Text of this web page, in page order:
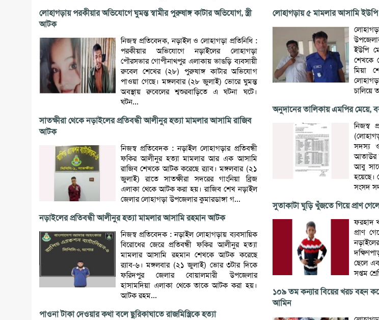
লোহাগড়ায় পরকীয়ার অভিযোগে ঘুমন্ত স্বামীর পুরুষাঙ্গ কাটার অভিযোগ, স্ত্রী
আটক
নিজস্ব প্রতিবেদক, নড়াইল ও লোহাগড়া প্রতিনিধি :
পরকীয়ার অভিযোগে নড়াইলের লোহাগড়া
পৌরসভার গোপীনাথপুর এলাকায় ভাঙড়ি ব্যবসায়ী
রুবেল শেখের (২৮) পুরুষাঙ্গ কাটার অভিযোগ
পাওয়া গেছে। মঙ্গলবার (২৮ জুলাই) ভোরে ঘুমন্ত
অবস্থায় রুবেলের শ্বশুরবাড়িতে এ ঘটনা ঘটে।
ঘটন...
সাতক্ষীরা থেকে নড়াইলের প্রতিবন্ধী আলীনুর হত্যা মামলার আসামি রাজিব
আটক
নিজস্ব প্রতিবেদক : নড়াইল লোহাগড়ার প্রতিবন্ধী
ফকির আলীনুর হত্যা মামলার আর এক আসামি
রাজিব শেখকে আটক করেছে র‌্যাব। মঙ্গলবার (২১
জুলাই) রাতে সাতক্ষীরা সদরের গাংনিয়া ব্রিজ
এলাকা থেকে আটক করা হয়। রাজিব শেখ নড়াইল
জেলার লোহাগড়া উপজেলার কুমারডাঙ্গা গ...
নড়াইলের প্রতিবন্ধী আলীনুর হত্যা মামলার আসামি রহমান আটক
নিজস্ব প্রতিবেদক : নড়াইল লোহাগড়ায় ব্যবসায়িক
বিরোধের জেরে প্রতিবন্ধী ফকির আলীনুর হত্যা
মামলার আসামি রহমান শেখকে আটক করেছে
র‌্যাব-৬। মঙ্গলবার (২১ জুলাই) ভোর ৩টার দিকে
ফরিদপুর জেলার বোয়ালমারী উপজেলার
হাসামদিয়া এলাকা থেকে তাকে আটক করা হয়।
আটক রহম...
পাওনা টাকা দেওয়ার কথা বলে ছুরিকাঘাতে রাজমিস্ত্রিকে হত্যা
লোহাগড়ায় ৫ মামলার আসামি ইউপি
ইউপি
শেখকে
মিয়া
চালিয়ে
অনুদানের তালিকায় এমপির মেয়ে,
নিজস্ব
সদস্য
আতাউর
আবু
হয়েছে।
সংসদ
সুতাকাটা ঘুড়ি খুঁজতে গিয়ে প্রাণ
ফরহাদ
প্রাণ
ছেলে
সপ্তম
১০৯ তম কন্যার বিয়ের খরচ বহন
আমিন